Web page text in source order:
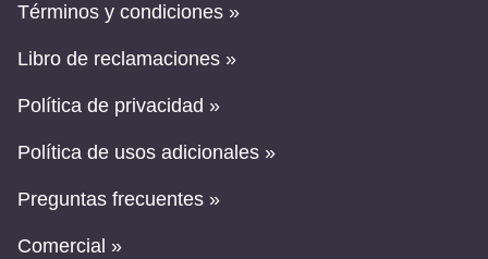
Términos y condiciones »
Libro de reclamaciones »
Política de privacidad »
Política de usos adicionales »
Preguntas frecuentes »
Comercial »